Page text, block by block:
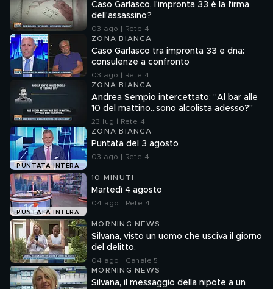
Caso Garlasco, l'impronta 33 è la firma
dell'assassino?
03 ago | Rete 4
ZONA BIANCA
Caso Garlasco tra impronta 33 e dna:
consulenze a confronto
03 ago | Rete 4
ZONA BIANCA
Andrea Sempio intercettato: "Al bar alle
10 del mattino...sono alcolista adesso?"
23 lug | Rete 4
PUNTATA INTERA
ZONA BIANCA
Puntata del 3 agosto
03 ago | Rete 4
PUNTATA INTERA
10 MINUTI
Martedì 4 agosto
04 ago | Rete 4
MORNING NEWS
Silvana, visto un uomo che usciva il giorno
del delitto.
04 ago | Canale 5
MORNING NEWS
Silvana, il messaggio della nipote a un